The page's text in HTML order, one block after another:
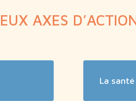
AXES
La